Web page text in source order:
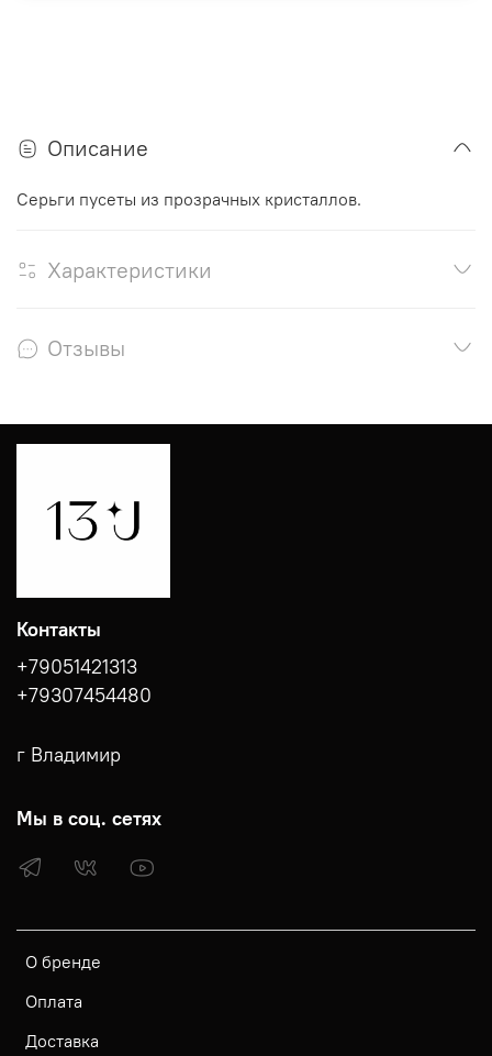
Описание
Серьги пусеты из прозрачных кристаллов.
Характеристики
Отзывы
О бренде
Оплата
Доставка
Контакты
+79051421313
+79307454480
г Владимир
Мы в соц. сетях